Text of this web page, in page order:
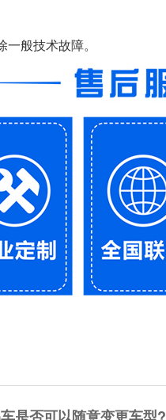
般技术故障。